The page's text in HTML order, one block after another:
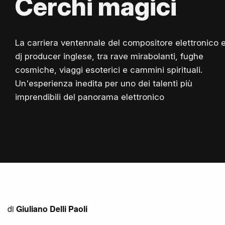
Cerchi magici
La carriera ventennale del compositore elettronico
dj producer inglese, tra rave mirabolanti, fughe
cosmiche, viaggi esoterici e cammini spirituali.
Un'esperienza inedita per uno dei talenti più
imprendibili del panorama elettronico
di Giuliano Delli Paoli